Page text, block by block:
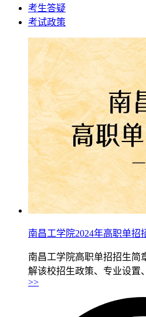
考生答疑
考试政策
南昌工学院2024年高职单招
南昌工学院高职单招招生简
解该校招生政策、专业设置
>>